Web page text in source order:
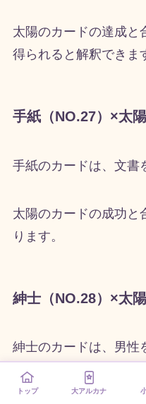
太陽のカードの達成と
得られると解釈できま
手紙（NO.27）×太陽
手紙のカードは、文書
太陽のカードの成功と
ります。
紳士（NO.28）×太陽
紳士のカードは、男性
太陽のカードのカリ
トップ 大アルカナ